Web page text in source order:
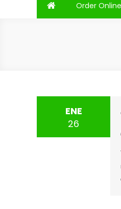
Order Online
ENE
26